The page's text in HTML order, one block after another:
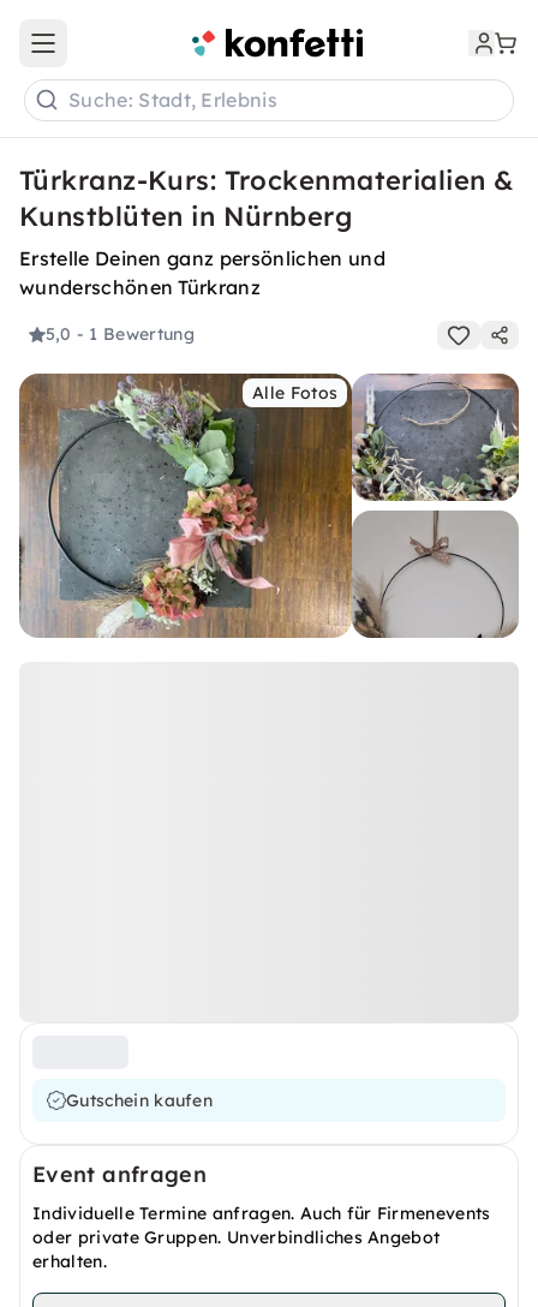
Open main menu
Suche: Stadt, Erlebnis
Türkranz-Kurs: Trockenmaterialien &
Kunstblüten in Nürnberg
Erstelle Deinen ganz persönlichen und
wunderschönen Türkranz
5,0 - 1 Bewertung
Alle Fotos
Gutschein kaufen
Event anfragen
Individuelle Termine anfragen. Auch für Firmenevents
oder private Gruppen. Unverbindliches Angebot
erhalten.